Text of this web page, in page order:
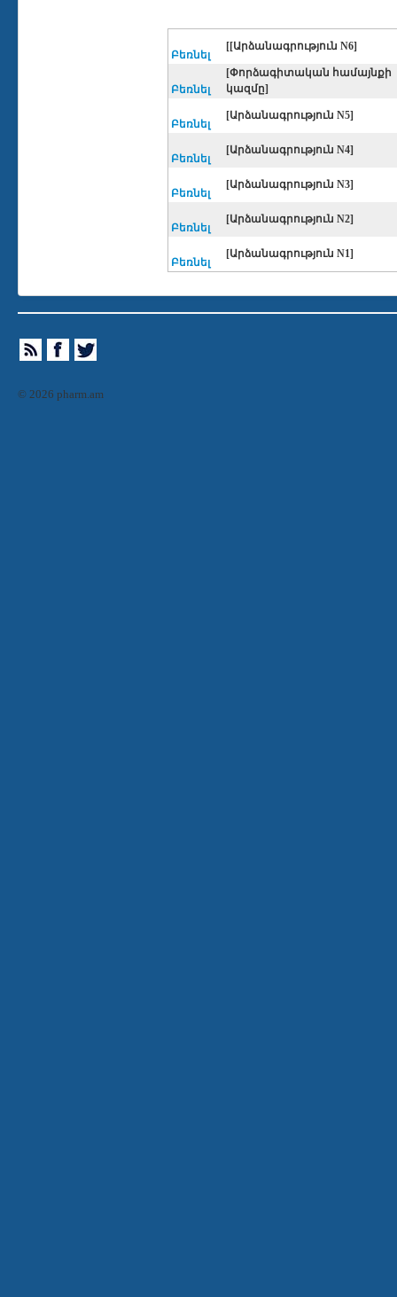
Բեռնել
[[Արձանագրություն N6]
Բեռնել
[Փորձագիտական համայնքի
կազմը]
Բեռնել
[Արձանագրություն N5]
Բեռնել
[Արձանագրություն N4]
Բեռնել
[Արձանագրություն N3]
Բեռնել
[Արձանագրություն N2]
Բեռնել
[Արձանագրություն N1]
© 2026 pharm.am